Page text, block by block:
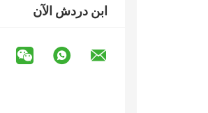
ابن دردش الآن